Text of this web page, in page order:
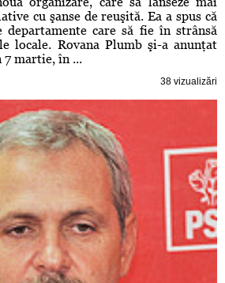
cu şanse de reuşită. Ea a spus că
departamente care să fie în strânsă
locale. Rovana Plumb şi-a anunţat
7 martie, în ...
38 vizualizări